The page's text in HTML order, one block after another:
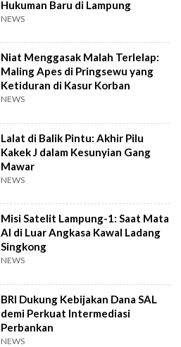
Hukuman Baru di Lampung
NEWS
Niat Menggasak Malah Terlelap:
Maling Apes di Pringsewu yang
Ketiduran di Kasur Korban
NEWS
Lalat di Balik Pintu: Akhir Pilu
Kakek J dalam Kesunyian Gang
Mawar
NEWS
Misi Satelit Lampung-1: Saat Mata
AI di Luar Angkasa Kawal Ladang
Singkong
NEWS
BRI Dukung Kebijakan Dana SAL
demi Perkuat Intermediasi
Perbankan
NEWS